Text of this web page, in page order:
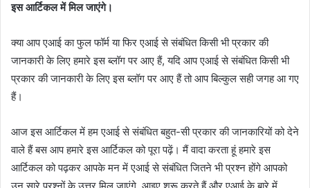
इस आर्टिकल में मिल जाएंगे।
क्या आप एआई का फुल फॉर्म या फिर एआई से संबंधित किसी भी प्रकार की
जानकारी के लिए हमारे इस ब्लॉग पर आए हैं, यदि आप एआई से संबंधित किसी भी
प्रकार की जानकारी के लिए इस ब्लॉग पर आए हैं तो आप बिल्कुल सही जगह आ गए
हैं।
आज इस आर्टिकल में हम एआई से संबंधित बहुत-सी प्रकार की जानकारियों को देने
वाले हैं बस आप हमारे इस आर्टिकल को पूरा पढ़ें। मैं वादा करता हूं हमारे इस
आर्टिकल को पढ़कर आपके मन में एआई से संबंधित जितने भी प्रश्न होंगे आपको